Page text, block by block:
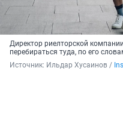
Директор риелторской
перебираться туда, по его
Источник: Ильдар Хусаинов /